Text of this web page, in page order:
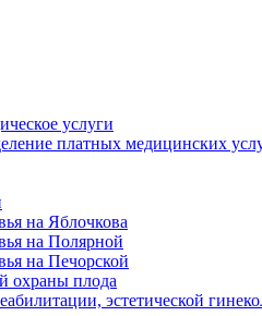
услуги
платных медицинских
на Яблочкова
на Полярной
на Печорской
охраны плода
эстетической